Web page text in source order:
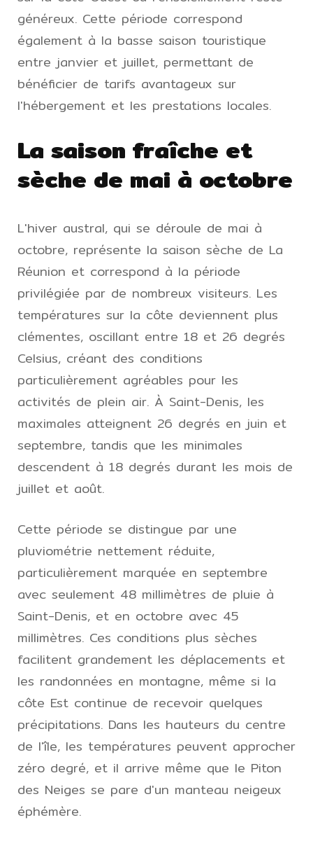
généreux. Cette période correspond
également à la basse saison touristique
entre janvier et juillet, permettant de
bénéficier de tarifs avantageux sur
l'hébergement et les prestations locales.
La saison fraîche et
sèche de mai à octobre
L'hiver austral, qui se déroule de mai à
octobre, représente la saison sèche de La
Réunion et correspond à la période
privilégiée par de nombreux visiteurs. Les
températures sur la côte deviennent plus
clémentes, oscillant entre 18 et 26 degrés
Celsius, créant des conditions
particulièrement agréables pour les
activités de plein air. À Saint-Denis, les
maximales atteignent 26 degrés en juin et
septembre, tandis que les minimales
descendent à 18 degrés durant les mois de
juillet et août.
Cette période se distingue par une
pluviométrie nettement réduite,
particulièrement marquée en septembre
avec seulement 48 millimètres de pluie à
Saint-Denis, et en octobre avec 45
millimètres. Ces conditions plus sèches
facilitent grandement les déplacements et
les randonnées en montagne, même si la
côte Est continue de recevoir quelques
précipitations. Dans les hauteurs du centre
de l'île, les températures peuvent approcher
zéro degré, et il arrive même que le Piton
des Neiges se pare d'un manteau neigeux
éphémère.